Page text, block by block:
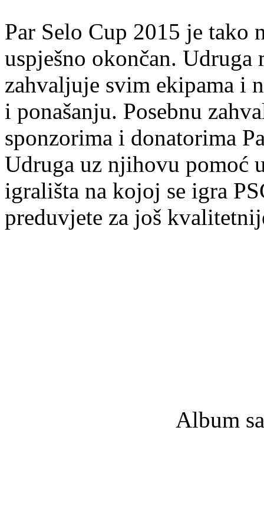
Par Selo Cup 2015 je tako
uspješno okončan. Udruga
zahvaljuje svim ekipama i
i ponašanju. Posebnu
sponzorima i donatorima
Udruga uz njihovu pomoć
igrališta na kojoj se igra
preduvjete za još
Album